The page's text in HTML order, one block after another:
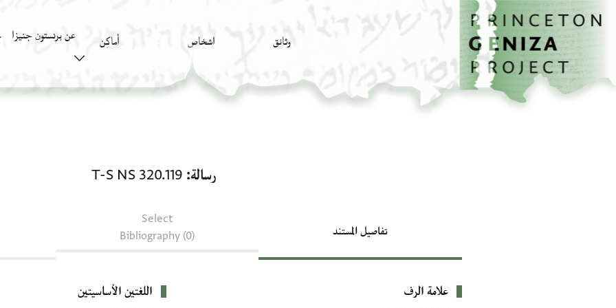
تخطي إلى المحتوى الرئيسي
الصفحة الرئيسية
وثائق اشخاص أَماكِن عن برنستون جنيزا
رسالة T-S NS 320.119
تفاصيل المستند
Select
Bibliography (0)
بيانات التعريف
علامة الرف اللغتين الأساسيتين